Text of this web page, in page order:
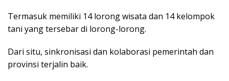
Termasuk memiliki 14 lorong wisata dan 14 kelompok
tani yang tersebar di lorong-lorong.
Dari situ, sinkronisasi dan kolaborasi pemerintah dan
provinsi terjalin baik.